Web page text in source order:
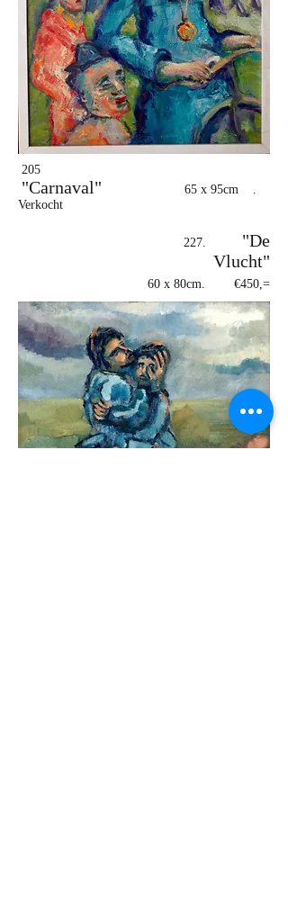
205
"Carnaval" 65 x 95cm .
Verkocht
227.
"De
Vlucht"
60 x 80cm. €450,=